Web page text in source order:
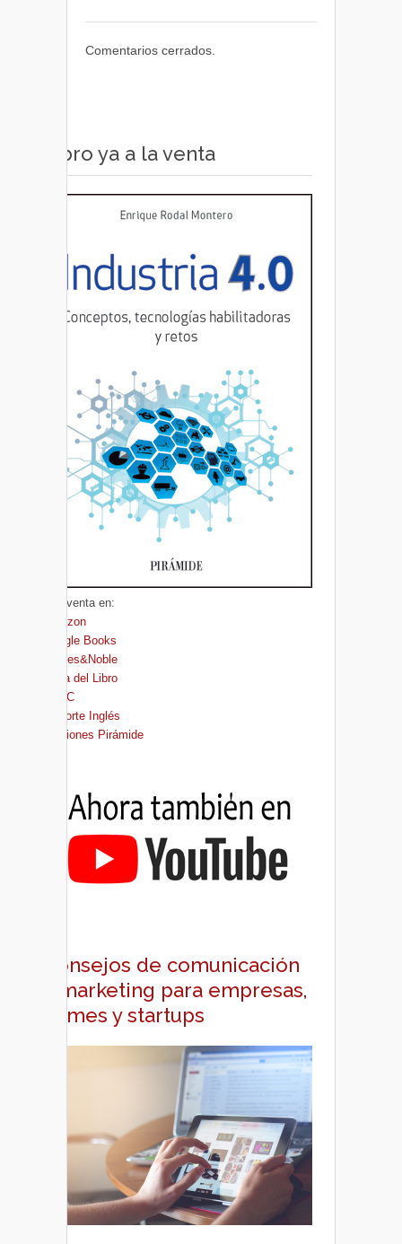
Comentarios cerrados.
Libro ya a la venta
A la venta en:
Amazon
Google Books
Barnes&Noble
Casa del Libro
FNAC
El Corte Inglés
Ediciones Pirámide
Consejos de comunicación
y marketing para empresas,
pymes y startups